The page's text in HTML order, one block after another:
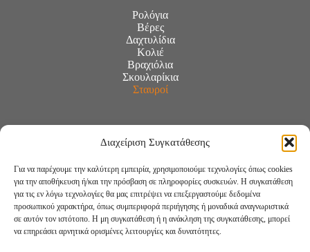
Διαχείριση Συγκατάθεσης
Για να παρέχουμε την καλύτερη εμπειρία, χρησιμοποιούμε τεχνολογίες όπως cookies
για την αποθήκευση ή/και την πρόσβαση σε πληροφορίες συσκευών. Η συγκατάθεση
για τις εν λόγω τεχνολογίες θα μας επιτρέψει να επεξεργαστούμε δεδομένα
προσωπικού χαρακτήρα, όπως συμπεριφορά περιήγησης ή μοναδικά αναγνωριστικά
σε αυτόν τον ιστότοπο. Η μη συγκατάθεση ή η ανάκληση της συγκατάθεσης, μπορεί
να επηρεάσει αρνητικά ορισμένες λειτουργίες και δυνατότητες.
Ρολόγια
Βέρες
Δαχτυλίδια
Κολιέ
Βραχιόλια
Σκουλαρίκια
Σταυροί